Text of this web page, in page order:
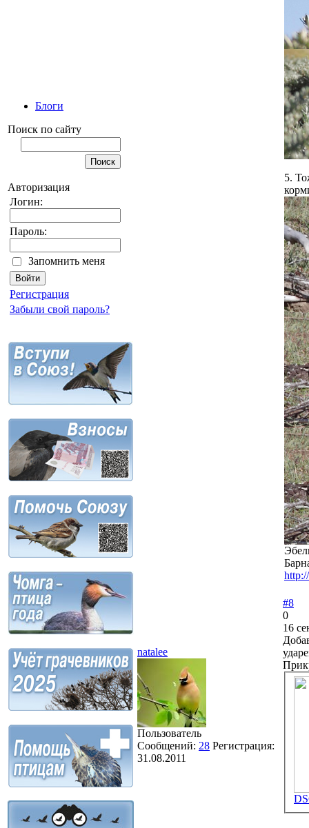
Блоги
Поиск по сайту
Авторизация
Логин:
Пароль:
Запомнить меня
Регистрация
Забыли свой пароль?
5.
natalee
Пользователь
Сообщений: 28 Регистрация:
31.08.2011
#8
0
16